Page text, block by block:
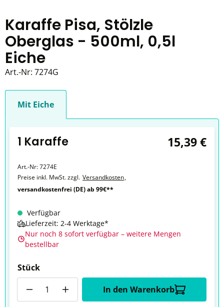
Karaffe Pisa, Stölzle
Oberglas - 500ml, 0,5l
Eiche
Art.-Nr: 7274G
Mit Eiche
1 Karaffe 15,39 €
Art.-Nr:7274E
Preise inkl. MwSt. zzgl. Versandkosten,
versandkostenfrei (DE) ab 99€**
Verfügbar
Lieferzeit: 2-4 Werktage*
Nur noch 8 sofort verfügbar – weitere Mengen
bestellbar
Stück
In den Warenkorb